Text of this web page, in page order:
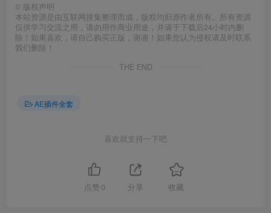
© 版权声明
本站资源是由互联网搜集整理而成，版权均归原作者所有。所有资源
仅供学习交流之用，请勿用作商业用途，并请于下载后24小时内删
除！如果喜欢，请自己购买正版，谢谢！如果您认为侵权请及时联系
我们删除！
THE END
AE插件全套
喜欢就支持一下吧
点赞 0 分享 收藏